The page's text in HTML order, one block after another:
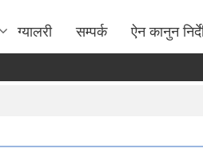
ग्यालरी सम्पर्क ऐन कानुन